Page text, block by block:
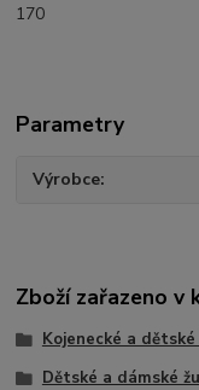
170
Parametry
Výrobce
Zboží zařazeno v
Kojenecké a
Dětské a dámské